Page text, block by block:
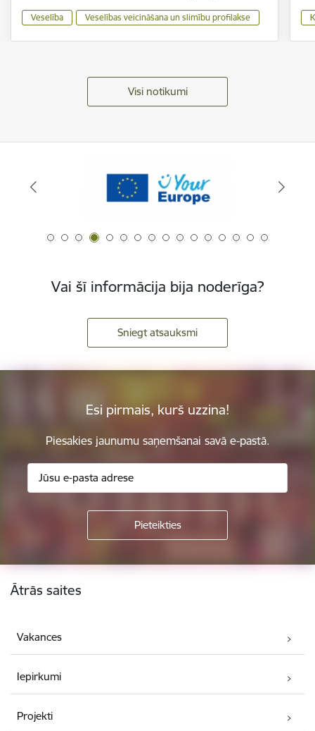
Veselība Veselības veicināšana un slimību profilakse
Visi notikumi
Vai šī informācija bija noderīga?
Sniegt atsauksmi
Esi pirmais, kurš uzzina!
Piesakies jaunumu saņemšanai savā e-pastā.
Kājene
Ātrās saites
Vakances
Iepirkumi
Projekti